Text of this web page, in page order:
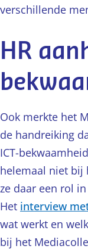
verschillende
HR
Ook merkte het
de handreiking
ICT-
helemaal niet bij
ze daar een rol
Het interview
wat werkt en
bij het